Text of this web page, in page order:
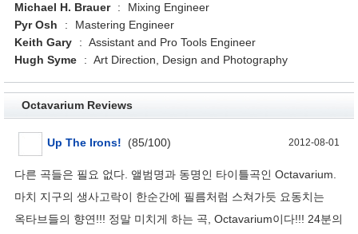
Michael H. Brauer :
Mixing Engineer
Pyr Osh
:
Mastering Engineer
Keith Gary
: Assistant and Pro Tools Engineer
Hugh Syme
: Art Direction, Design and Photography
Octavarium Reviews
Up The Irons! (85/100) 2012-08-01
다른 곡들은 필요 없다. 앨범명과 동명인 타이틀곡인 Octavarium.
마치 지구의 생사고락이 한순간에 필름처럼 스쳐가듯 요동치는
옥타브들의 향연!!! 정말 미치게 하는 곡, Octavarium이다!!! 24분의